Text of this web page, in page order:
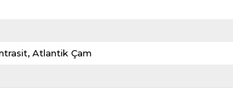
Atlantik Çam